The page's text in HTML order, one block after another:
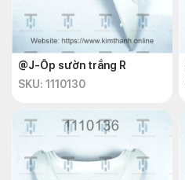
@J-Ốp sườn trắng R
SKU: 1110130